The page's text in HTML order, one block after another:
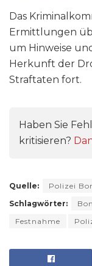
Das
Ermittlungen
um Hinweise
Herkunft der
Straftaten fort.
Haben Sie
kritisieren?
Quelle:
Polizei
Schlagwörter:
Festnahme